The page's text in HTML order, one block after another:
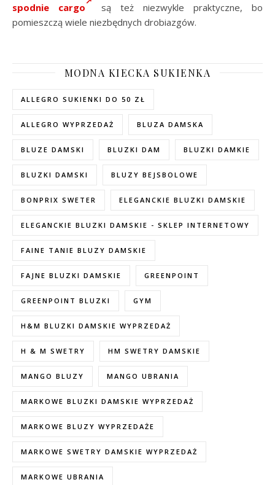
spodnie cargo
są też niezwykle praktyczne, bo
pomieszczą wiele niezbędnych drobiazgów.
MODNA KIECKA SUKIENKA
ALLEGRO SUKIENKI DO 50 ZŁ
ALLEGRO WYPRZEDAŻ BLUZA DAMSKA
BLUZE DAMSKI BLUZKI DAM BLUZKI DAMKIE
BLUZKI DAMSKI BLUZY BEJSBOLOWE
BONPRIX SWETER ELEGANCKIE BLUZKI DAMSKIE
ELEGANCKIE BLUZKI DAMSKIE - SKLEP INTERNETOWY
FAINE TANIE BLUZY DAMSKIE
FAJNE BLUZKI DAMSKIE GREENPOINT
GREENPOINT BLUZKI GYM
H&M BLUZKI DAMSKIE WYPRZEDAŻ
H & M SWETRY HM SWETRY DAMSKIE
MANGO BLUZY MANGO UBRANIA
MARKOWE BLUZKI DAMSKIE WYPRZEDAŻ
MARKOWE BLUZY WYPRZEDAŻE
MARKOWE SWETRY DAMSKIE WYPRZEDAŻ
MARKOWE UBRANIA